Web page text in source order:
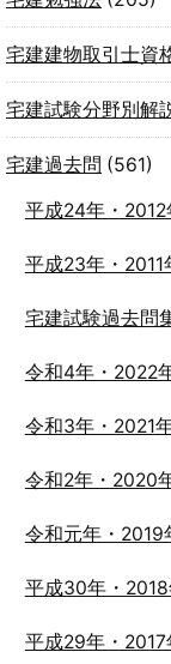
宅建建物取引士資
宅建試験分野別解
宅建過去問 (561)
平成24年・
平成23年・
宅建試験過去問
令和4年・2022
令和3年・2021
令和2年・2020
令和元年・2019
平成30年・
平成29年・